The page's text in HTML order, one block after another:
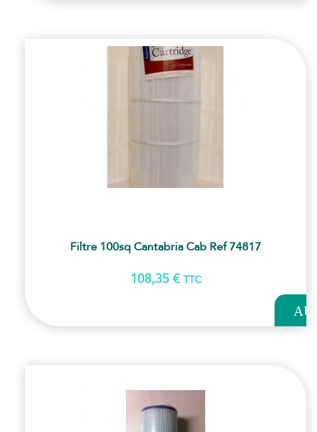
Filtre 100sq Cantabria Cab Ref 74817
108,35 € TTC
AU